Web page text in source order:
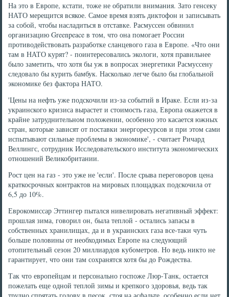
На это в Европе, кстати, тоже не обратили внимания. Зато генсеку
НАТО мерещится всякое. Самое время взять диктофон и записывать
за собой, чтобы насладиться в отставке. Расмуссен обвинил
организацию Greenpeace в том, что она помогает России
противодействовать разработке сланцевого газа в Европе. «Что они
там в НАТО курят? - поинтересовались экологи, хотя правильнее
было заметить, что хотя бы уж в вопросах энергетики Расмуссену
следовало бы курить бамбук. Насколько легче было бы глобальной
экономике без фактора НАТО.
'Цены на нефть уже подскочили из-за событий в Ираке. Если из-за
украинского кризиса вырастет и стоимость газа, Европа окажется в
крайне затруднительном положении, особенно это касается южных
стран, которые зависят от поставки энергоресурсов и при этом сами
испытывают сильные проблемы в экономике', - считает Ричард
Веллингс, сотрудник Исследовательского института экономических
отношений Великобритании.
Рост цен на газ - это уже не 'если'. После срыва переговоров цена
краткосрочных контрактов на мировых площадках подскочила от
6,5 до 10%.
Еврокомиссар Эттингер пытался нивелировать негативный эффект:
прошлая зима, говорил он, была теплой - остались запасы в
собственных хранилищах, да и в украинских газа все-таки чуть
больше половины от необходимых Европе на следующий
отопительный сезон 20 миллиардов кубометров. Но ведь никто не
гарантирует, что они там сохранятся хотя бы до Рождества.
Так что европейцам и персонально госпоже Люр-Танк, остается
пожелать еще одной теплой зимы и крепкого здоровья, ведь так